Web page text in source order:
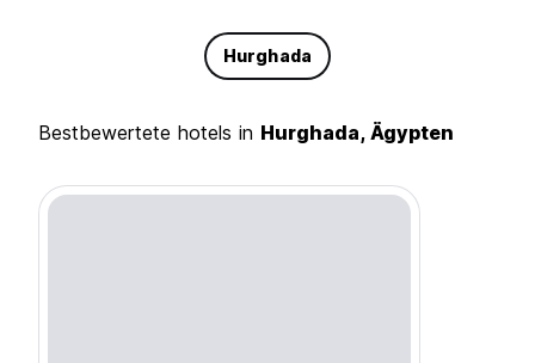
Hurghada
Bestbewertete hotels in Hurghada, Ägypten